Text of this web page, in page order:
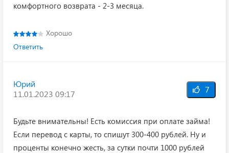
комфортного возврата - 2-3 месяца.
Хорошо
Ответить
Юрий
11.01.2023 09:17
7
Будьте внимательны! Есть комиссия при оплате займа!
Если перевод с карты, то спишут 300-400 рублей. Ну и
проценты конечно жесть, за сутки почти 1000 рублей